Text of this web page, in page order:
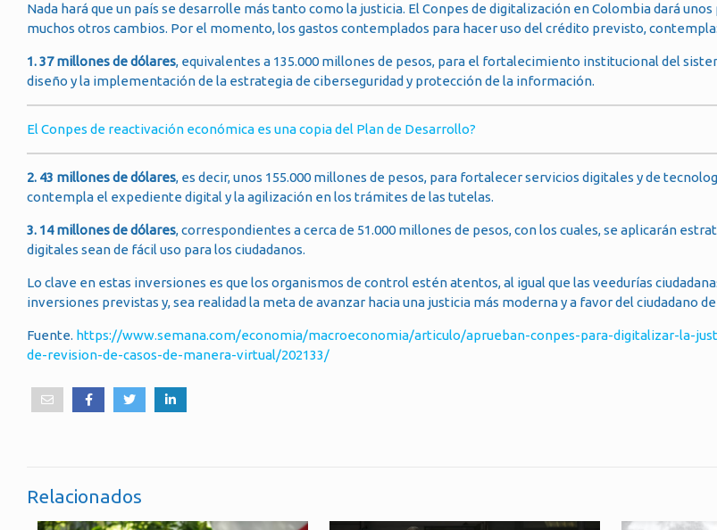
Nada hará que un país se desarrolle más tanto como la justicia. El Conpes de digitalización en Colombia dará
muchos otros cambios. Por el momento, los gastos contemplados para hacer uso del crédito previsto, contempla:
1. 37 millones de dólares, equivalentes a 135.000 millones de pesos, para el fortalecimiento institucional del
diseño y la implementación de la estrategia de ciberseguridad y protección de la información.
El Conpes de reactivación económica es una copia del Plan de Desarrollo?
2. 43 millones de dólares, es decir, unos 155.000 millones de pesos, para fortalecer servicios digitales y de
contempla el expediente digital y la agilización en los trámites de las tutelas.
3. 14 millones de dólares, correspondientes a cerca de 51.000 millones de pesos, con los cuales, se aplicarán
digitales sean de fácil uso para los ciudadanos.
Lo clave en estas inversiones es que los organismos de control estén atentos, al igual que las veedurías
inversiones previstas y, sea realidad la meta de avanzar hacia una justicia más moderna y a favor del ciudadano
Fuente. https://www.semana.com/economia/macroeconomia/articulo/aprueban-conpes-para-digitalizar-la-
de-revision-de-casos-de-manera-virtual/202133/
Relacionados